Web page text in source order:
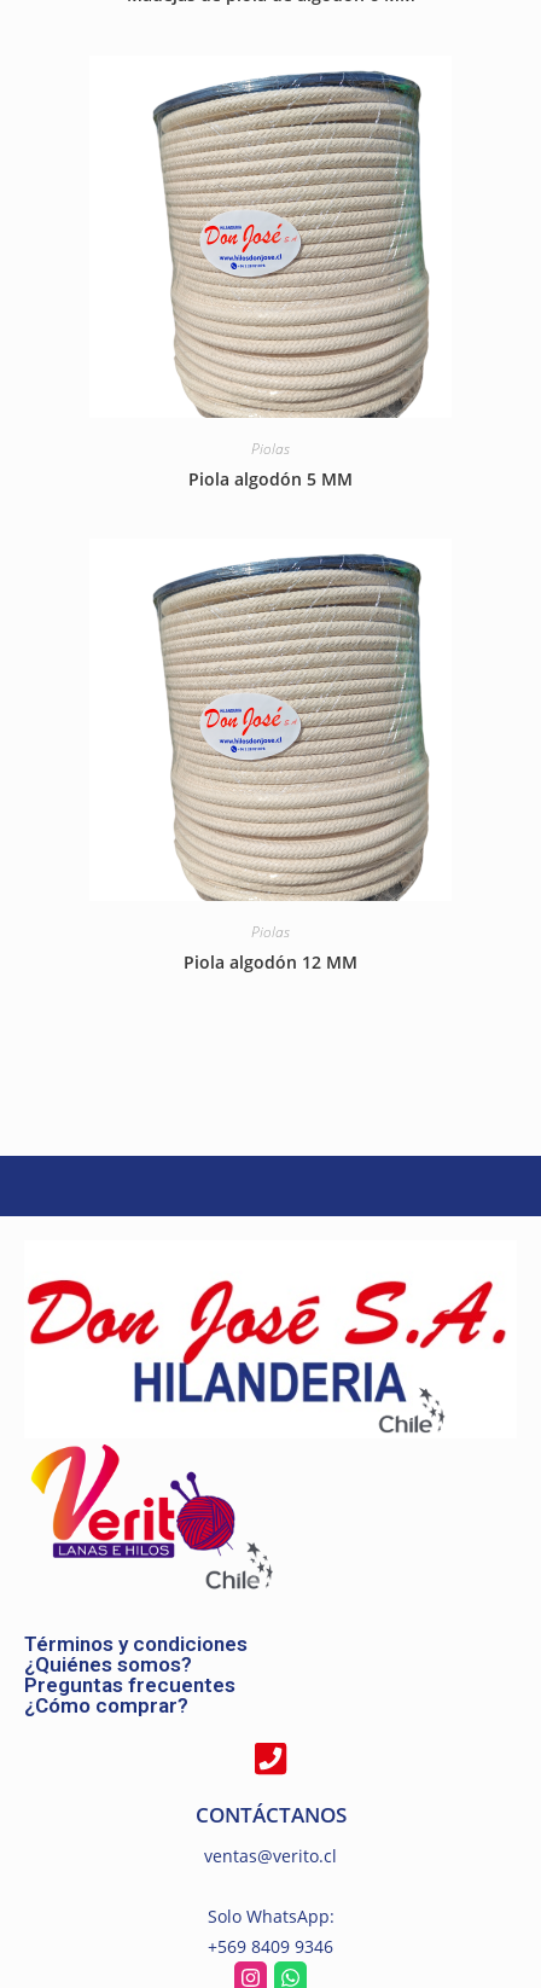
Piolas
Piola algodón 5 MM
Piolas
Piola algodón 12 MM
Términos y condiciones
¿Quiénes somos?
Preguntas frecuentes
¿Cómo comprar?
CONTÁCTANOS
ventas@verito.cl
Solo WhatsApp:
+569 8409 9346